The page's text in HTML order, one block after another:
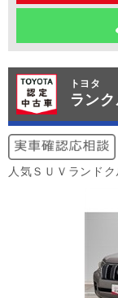
トヨタ
ラン
人気ＳＵＶランド